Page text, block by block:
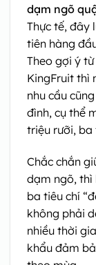
dạm ngõ
Thực tế, đây
tiên hàng
Theo gợi ý
KingFruit thì
nhu cầu
đình, cụ thể
triệu rưỡi, ba
Chắc chắn
dạm ngõ, thì
ba tiêu chí
không phải
nhiều thời
khẩu đảm